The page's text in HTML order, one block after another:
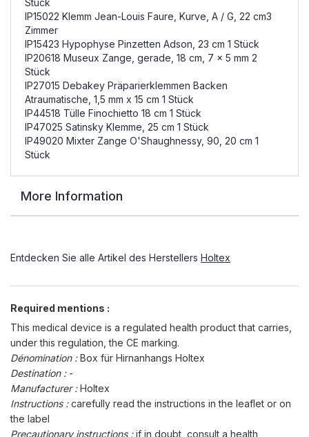
Stück
IP15022 Klemm Jean-Louis Faure, Kurve, A / G, 22 cm3
Zimmer
IP15423 Hypophyse Pinzetten Adson, 23 cm 1 Stück
IP20618 Museux Zange, gerade, 18 cm, 7 x 5 mm 2
Stück
IP27015 Debakey Präparierklemmen Backen
Atraumatische, 1,5 mm x 15 cm 1 Stück
IP44518 Tülle Finochietto 18 cm 1 Stück
IP47025 Satinsky Klemme, 25 cm 1 Stück
IP49020 Mixter Zange O'Shaughnessy, 90, 20 cm 1
Stück
More Information
Entdecken Sie alle Artikel des Herstellers Holtex
Required mentions :
This medical device is a regulated health product that carries,
under this regulation, the CE marking.
Dénomination :Box für Hirnanhangs Holtex
Destination : -
Manufacturer :Holtex
Instructions :carefully read the instructions in the leaflet or on
the label
Precautionary instructions :if in doubt, consult a health